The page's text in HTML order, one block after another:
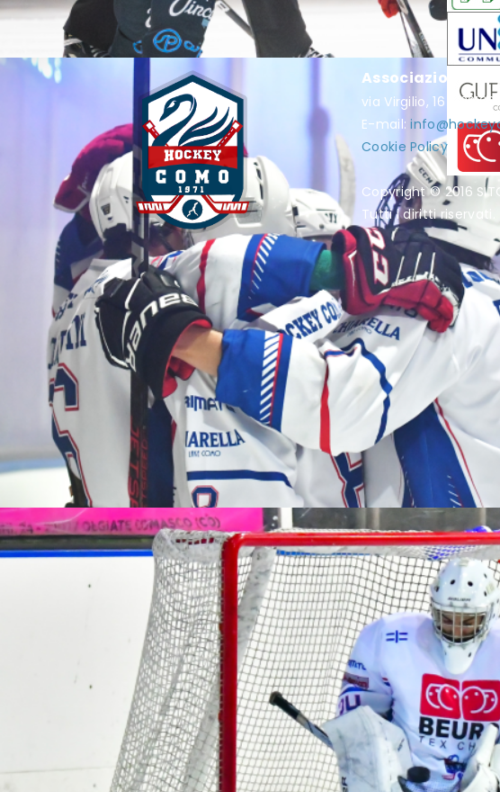
Associazione
via Virgilio, 16 - 22100
E-mail:
Cookie Policy
Copyright © 2016
Tutti i diritti riservati.